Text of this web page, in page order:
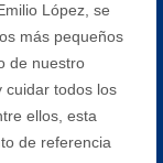
López, se
más pequeños
de nuestro
cuidar todos los
ellos, esta
de referencia